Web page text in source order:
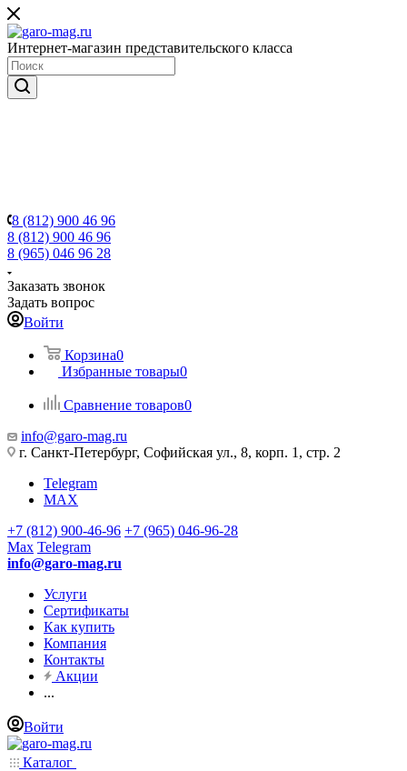
Интернет-магазин представительского класса
8 (812) 900 46 96
8 (812) 900 46 96
8 (965) 046 96 28
Заказать звонок
Задать вопрос
Войти
Корзина0
Избранные товары0
Сравнение товаров0
info@garo-mag.ru
г. Санкт-Петербург, Софийская ул., 8, корп. 1, стр. 2
Telegram
MAX
+7 (812) 900-46-96 +7 (965) 046-96-28
Max Telegram
info@garo-mag.ru
Услуги
Сертификаты
Как купить
Компания
Контакты
Акции
...
Войти
Каталог